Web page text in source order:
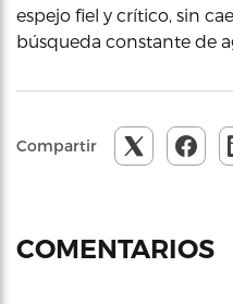
espejo fiel y crítico, sin
búsqueda constante de
Compartir
COMENTARIOS